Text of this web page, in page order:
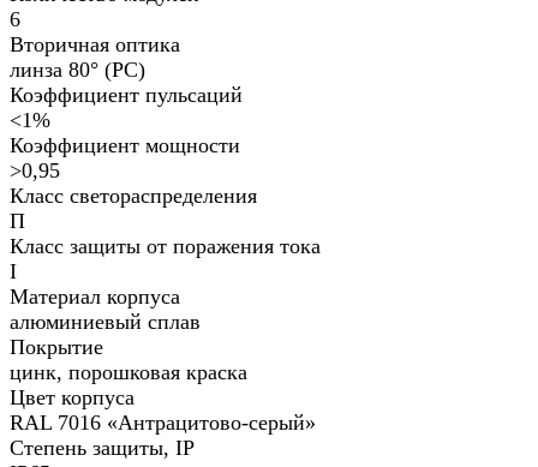
6
Вторичная оптика
линза 80° (PC)
Коэффициент пульсаций
<1%
Коэффициент мощности
>0,95
Класс светораспределения
П
Класс защиты от поражения тока
I
Материал корпуса
алюминиевый сплав
Покрытие
цинк, порошковая краска
Цвет корпуса
RAL 7016 «Антрацитово-серый»
Степень защиты, IP